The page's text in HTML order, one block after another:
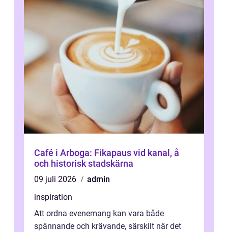
Café i Arboga: Fikapaus vid kanal, å
och historisk stadskärna
09 juli 2026
admin
inspiration
Att ordna evenemang kan vara både
spännande och krävande, särskilt när det